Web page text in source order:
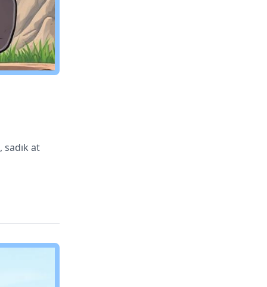
sadık at